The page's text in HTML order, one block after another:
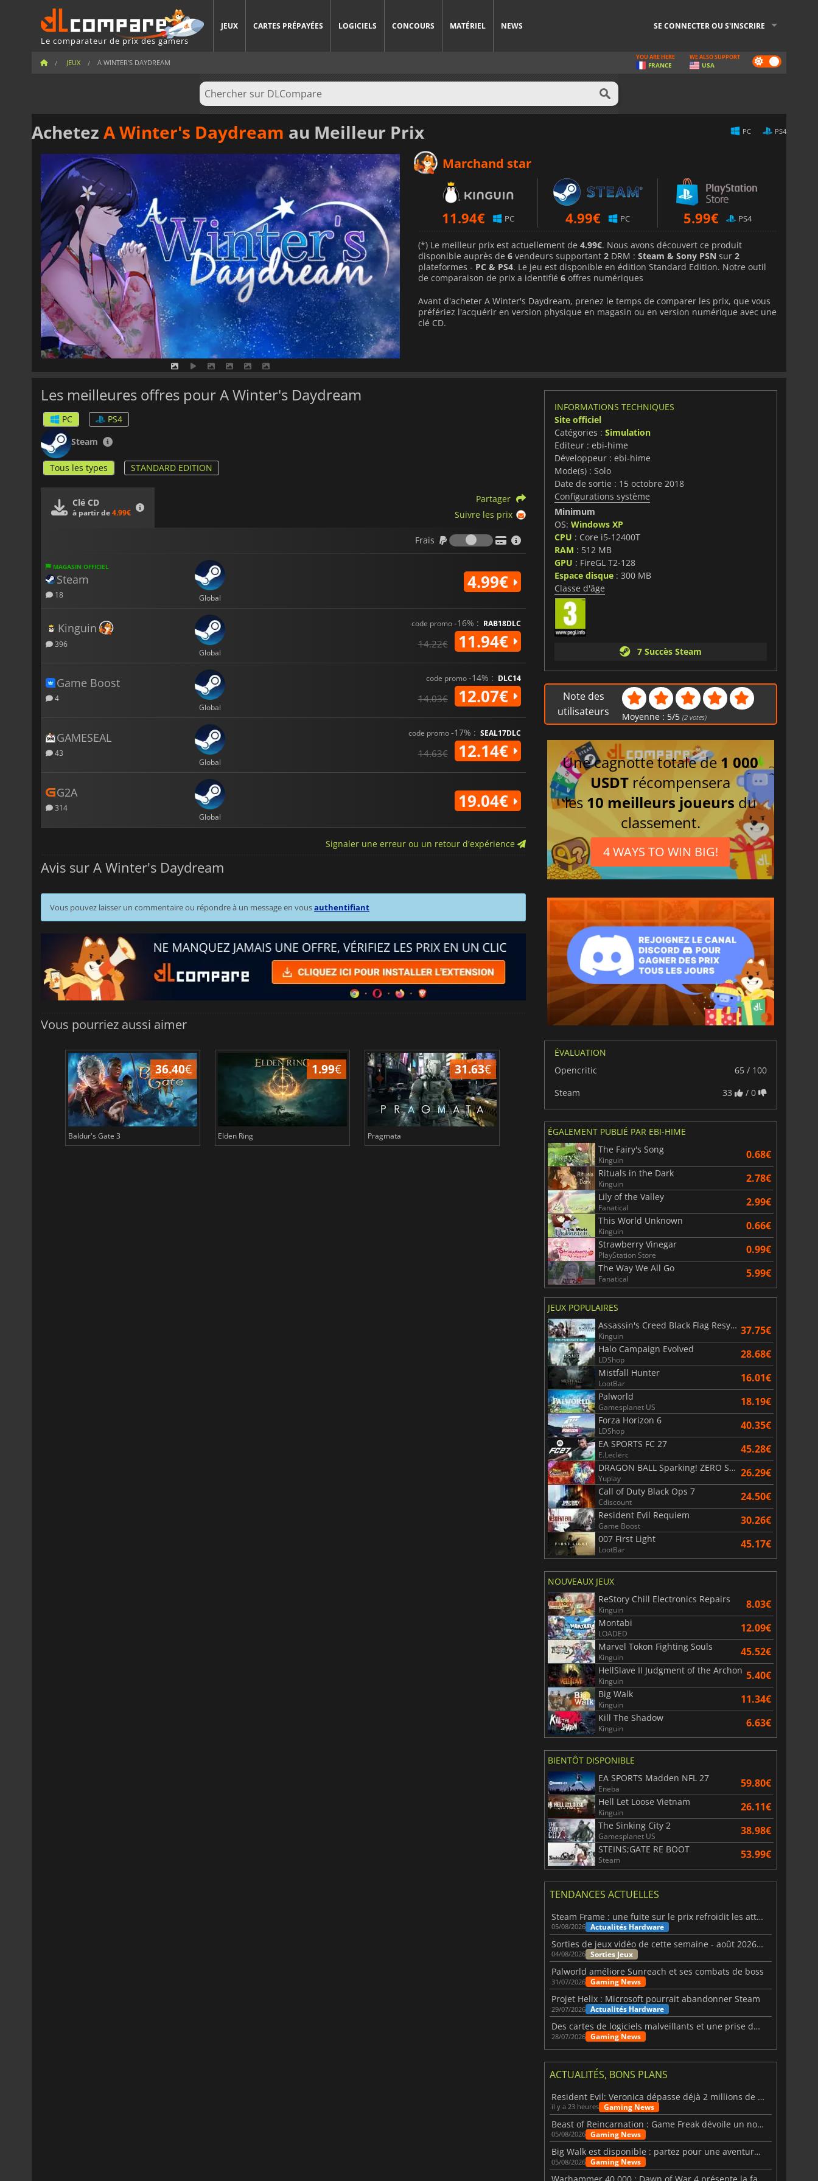
Le comparateur de prix des gamers
JEUX CARTES PRÉPAYÉES LOGICIELS CONCOURS MATÉRIEL NEWS SE CONNECTER OU S'INSCRIRE
JEUX A WINTER'S DAYDREAM Dark
mode
YOU ARE HERE
FRANCE
WE ALSO SUPPORT
USA
Achetez A Winter's Daydream au Meilleur Prix PC PS4
Marchand star
11.94€ PC 4.99€ PC 5.99€ PS4
(*) Le meilleur prix est actuellement de 4.99€. Nous avons découvert ce produit
disponible auprès de 6 vendeurs supportant 2 DRM : Steam & Sony PSN sur 2
plateformes - PC & PS4. Le jeu est disponible en édition Standard Edition. Notre outil
de comparaison de prix a identifié 6 offres numériques
Avant d'acheter A Winter's Daydream, prenez le temps de comparer les prix, que vous
préfériez l'acquérir en version physique en magasin ou en version numérique avec une
clé CD.
Les meilleures offres pour A Winter's Daydream
PC
PS4
Steam
Tous les types STANDARD EDITION
Clé CD
à partir de4.99€
Partager
Suivre les prix
Frais
Frais
MAGASIN OFFICIEL
Steam
18 Global
4.99€
Kinguin
396
Global
code promo-16% : RAB18DLC
14.22€ 11.94€
Game Boost
4
Global
code promo-14% : DLC14
14.03€ 12.07€
GAMESEAL
43
Global
code promo-17% : SEAL17DLC
14.63€ 12.14€
G2A
314
Global
19.04€
Signaler une erreur ou un retour d'expérience
Avis sur A Winter's Daydream
Vous pouvez laisser un commentaire ou répondre à un message en vousauthentifiant
Vous pourriez aussi aimer
36.40€
Baldur's Gate 3
1.99€
Elden Ring
31.63€
Pragmata Total War WARHAMMER 3
15.48
Lies Of P
INFORMATIONS TECHNIQUES
Site officiel
Catégories : Simulation
Editeur : ebi-hime
Développeur : ebi-hime
Mode(s) : Solo
Date de sortie : 15 octobre 2018
Configurations système
Minimum
OS: Windows XP
CPU : Core i5-12400T
RAM : 512 MB
GPU : FireGL T2-128
Espace disque: 300 MB
Classe d'âge
7 Succès Steam
Note des
utilisateurs
Moyenne : 5/5 (2 votes)
Une cagnotte totale de 1 000
USDT récompensera
les 10 meilleurs joueurs du
classement.
4 WAYS TO WIN BIG!
ÉVALUATION
Opencritic
65 / 100
Steam
33 / 0
ÉGALEMENT PUBLIÉ PAR EBI-HIME
The Fairy's Song
Kinguin 0.68€
Rituals in the Dark
Kinguin 2.78€
Lily of the Valley
Fanatical 2.99€
This World Unknown
Kinguin 0.66€
Strawberry Vinegar
PlayStation Store 0.99€
The Way We All Go
Fanatical 5.99€
JEUX POPULAIRES
Assassin's Creed Black Flag Resynced
Kinguin 37.75€
Halo Campaign Evolved
LDShop 28.68€
Mistfall Hunter
LootBar 16.01€
Palworld
Gamesplanet US 18.19€
Forza Horizon 6
LDShop 40.35€
EA SPORTS FC 27
E.Leclerc 45.28€
DRAGON BALL Sparking! ZERO Super Limit Breaking NEO
Yuplay 26.29€
Call of Duty Black Ops 7
Cdiscount 24.50€
Resident Evil Requiem
Game Boost 30.26€
007 First Light
LootBar 45.17€
NOUVEAUX JEUX
ReStory Chill Electronics Repairs
Kinguin 8.03€
Montabi
LOADED 12.09€
Marvel Tokon Fighting Souls
Kinguin 45.52€
HellSlave II Judgment of the Archon
Kinguin 5.40€
Big Walk
Kinguin 11.34€
Kill The Shadow
Kinguin 6.63€
BIENTÔT DISPONIBLE
EA SPORTS Madden NFL 27
Eneba 59.80€
Hell Let Loose Vietnam
Kinguin 26.11€
The Sinking City 2
Gamesplanet US 38.98€
STEINS;GATE RE BOOT
Steam 53.99€
TENDANCES ACTUELLES
Steam Frame : une fuite sur le prix refroidit les attentes VR
05/08/2026 Actualités Hardware
Sorties de jeux vidéo de cette semaine - août 2026 (semaine 32)
04/08/2026 Sorties Jeux
Palworld améliore Sunreach et ses combats de boss
31/07/2026 Gaming News
Projet Helix : Microsoft pourrait abandonner Steam
29/07/2026 Actualités Hardware
Des cartes de logiciels malveillants et une prise de contrôle de Discord ont touché Meccha Chameleon
28/07/2026 Gaming News
ACTUALITÉS, BONS PLANS
Resident Evil: Veronica dépasse déjà 2 millions de wishlists
il y a 23 heures Gaming News
Beast of Reincarnation : Game Freak dévoile un nouveau pari
05/08/2026 Gaming News
Big Walk est disponible : partez pour une aventure entre amis
05/08/2026 Gaming News